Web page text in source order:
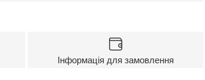
Інформація для замовлення